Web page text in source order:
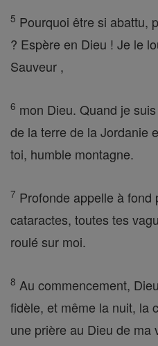
5 Pourquoi être si abattu,
? Espère en Dieu ! Je le
Sauveur ,
6 mon Dieu. Quand je
de la terre de la Jordanie
toi, humble montagne.
7 Profonde appelle à fond
cataractes, toutes tes
roulé sur moi.
8 Au commencement,
fidèle, et même la nuit, la
une prière au Dieu de ma